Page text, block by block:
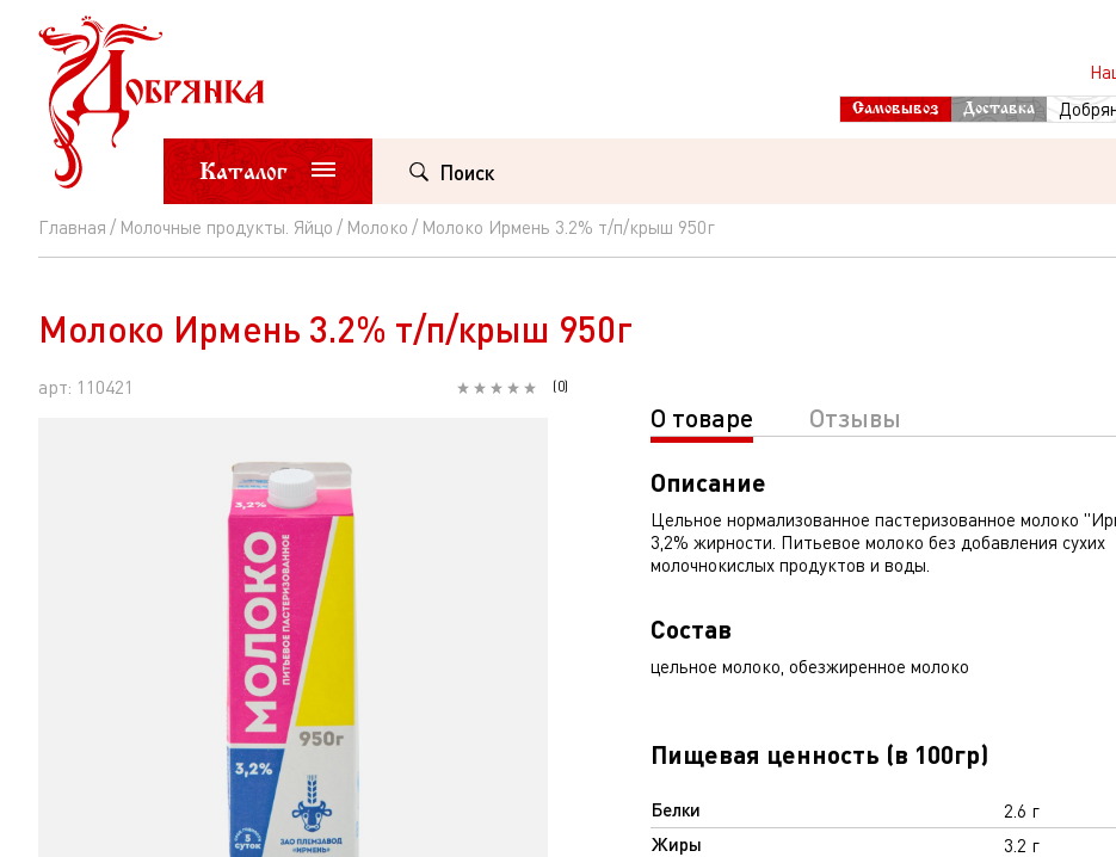
Самовывоз Доставка
Каталог Поиск
Главная Молочные продукты. Яйцо Молоко Молоко Ирмень 3.2% т/п/крыш 950г
Молоко
Ирмень
3.2%Молоко Ирмень 3.2% т/п/крыш 950г
арт: 110421 (0)
О товаре
Отзывы
Описание
Цельное нормализованное пастеризованное молоко
3,2% жирности. Питьевое молоко без добавления сухих
молочнокислых продуктов и воды.
Состав
цельное молоко, обезжиренное молоко
Пищевая ценность (в 100гр)
Белки 2.6 г
Жиры 3.2 г